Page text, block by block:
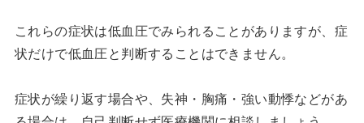
これらの症状は低血圧でみられることがありますが、症
状だけで低血圧と判断することはできません。
症状が繰り返す場合や、失神・胸痛・強い動悸などがあ